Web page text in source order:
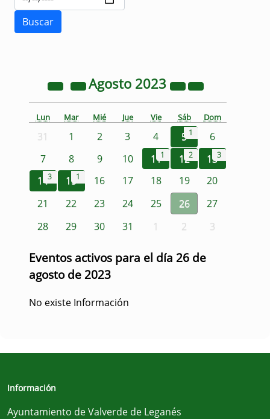
Agosto 2023
Lun Mar Mié Jue Vie Sáb Dom
31 1 2 3 4 5 1
6
7
8 9 10 111 122 133
143 151 16 17 18 19
20
21
22 23 24 25 26
27
28
29 30 31 1 2 3
Eventos activos para el día 26 de
agosto de 2023
No existe Información
Información
Ayuntamiento de Valverde de Leganés